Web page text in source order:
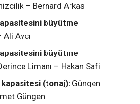
– Bernard Arkas
büyütme
Ali Avcı
büyütme
Limanı – Hakan Safi
kapasitesi (tonaj): Güngen
Güngen